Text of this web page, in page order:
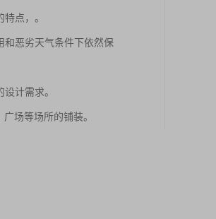
点，。
和恶劣天气条件下依然保
计需求。
场等场所的铺装。